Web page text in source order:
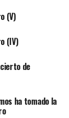
(V)
(IV)
de
ha tomado la